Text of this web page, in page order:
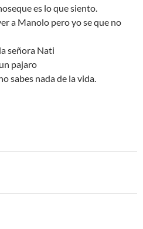
es lo que siento.
a Manolo pero yo se que no
señora Nati
pajaro
sabes nada de la vida.